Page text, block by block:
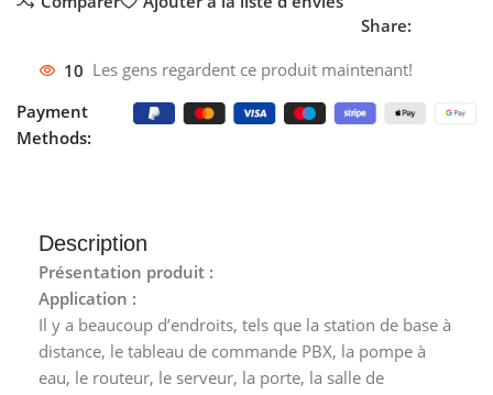
Share:
10 Les gens regardent ce produit maintenant!
Payment
Methods:
Description
Présentation produit :
Application :
Il y a beaucoup d’endroits, tels que la station de base à
distance, le tableau de commande PBX, la pompe à
eau, le routeur, le serveur, la porte, la salle de